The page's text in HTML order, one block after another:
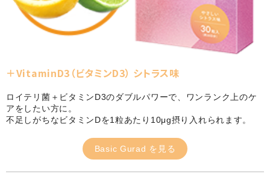
＋VitaminD3（ビタミンD3） シトラス味
ロイテリ菌＋ビタミンD3のダブルパワーで、ワンランク上のケ
アをしたい方に。
不足しがちなビタミンDを1粒あたり10μg摂り入れられます。
Basic Gurad を見る